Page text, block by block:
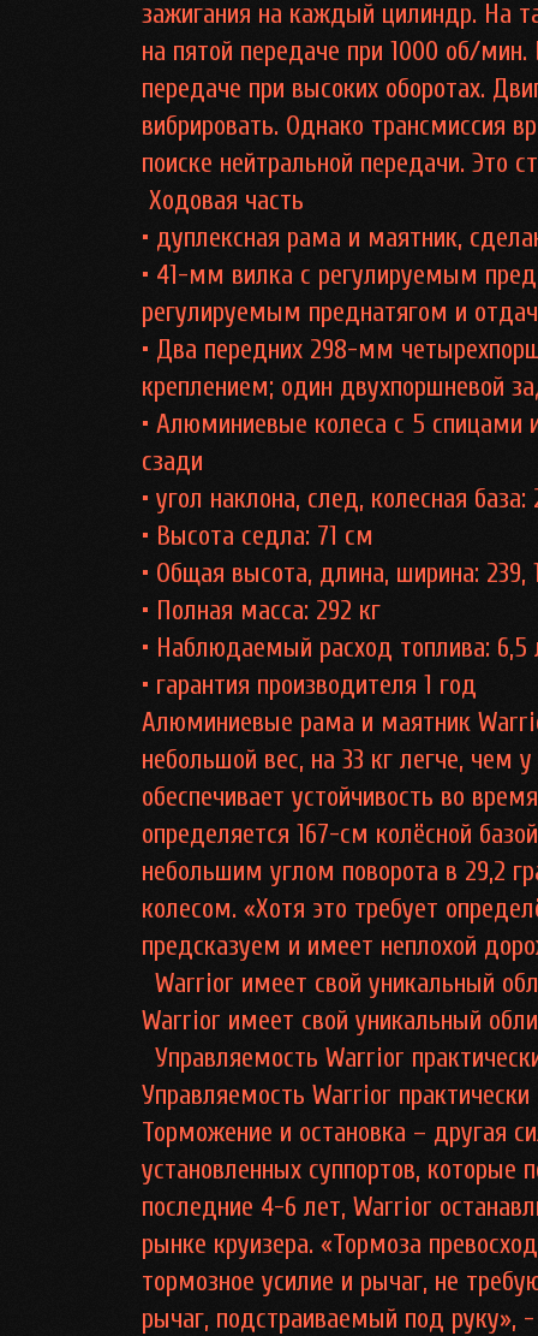
зажигания на каждый цилиндр. На
на пятой передаче при 1000 об/
передаче при высоких оборотах.
вибрировать. Однако трансмиссия
поиске нейтральной передачи. Это
Ходовая часть
• дуплексная рама и маятник,
• 41-мм вилка с регулируемым
регулируемым преднатягом и
• Два передних 298-мм
креплением; один двухпоршневой
• Алюминиевые колеса с 5 спицами
сзади
• угол наклона, след, колесная
• Высота седла: 71 см
• Общая высота, длина, ширина: 239,
• Полная масса: 292 кг
• Наблюдаемый расход топлива:
• гарантия производителя 1 год
Алюминиевые рама и маятник
небольшой вес, на 33 кг легче, чем
обеспечивает устойчивость во
определяется 167-см колёсной
небольшим углом поворота в 29,2
колесом. «Хотя это требует
предсказуем и имеет неплохой
Warrior имеет свой уникальный
Warrior имеет свой уникальный
Управляемость Warrior
Управляемость Warrior
Торможение и остановка – другая
установленных суппортов, которые
последние 4-6 лет, Warrior
рынке круизера. «Тормоза
тормозное усилие и рычаг, не
рычаг, подстраиваемый под руку»,